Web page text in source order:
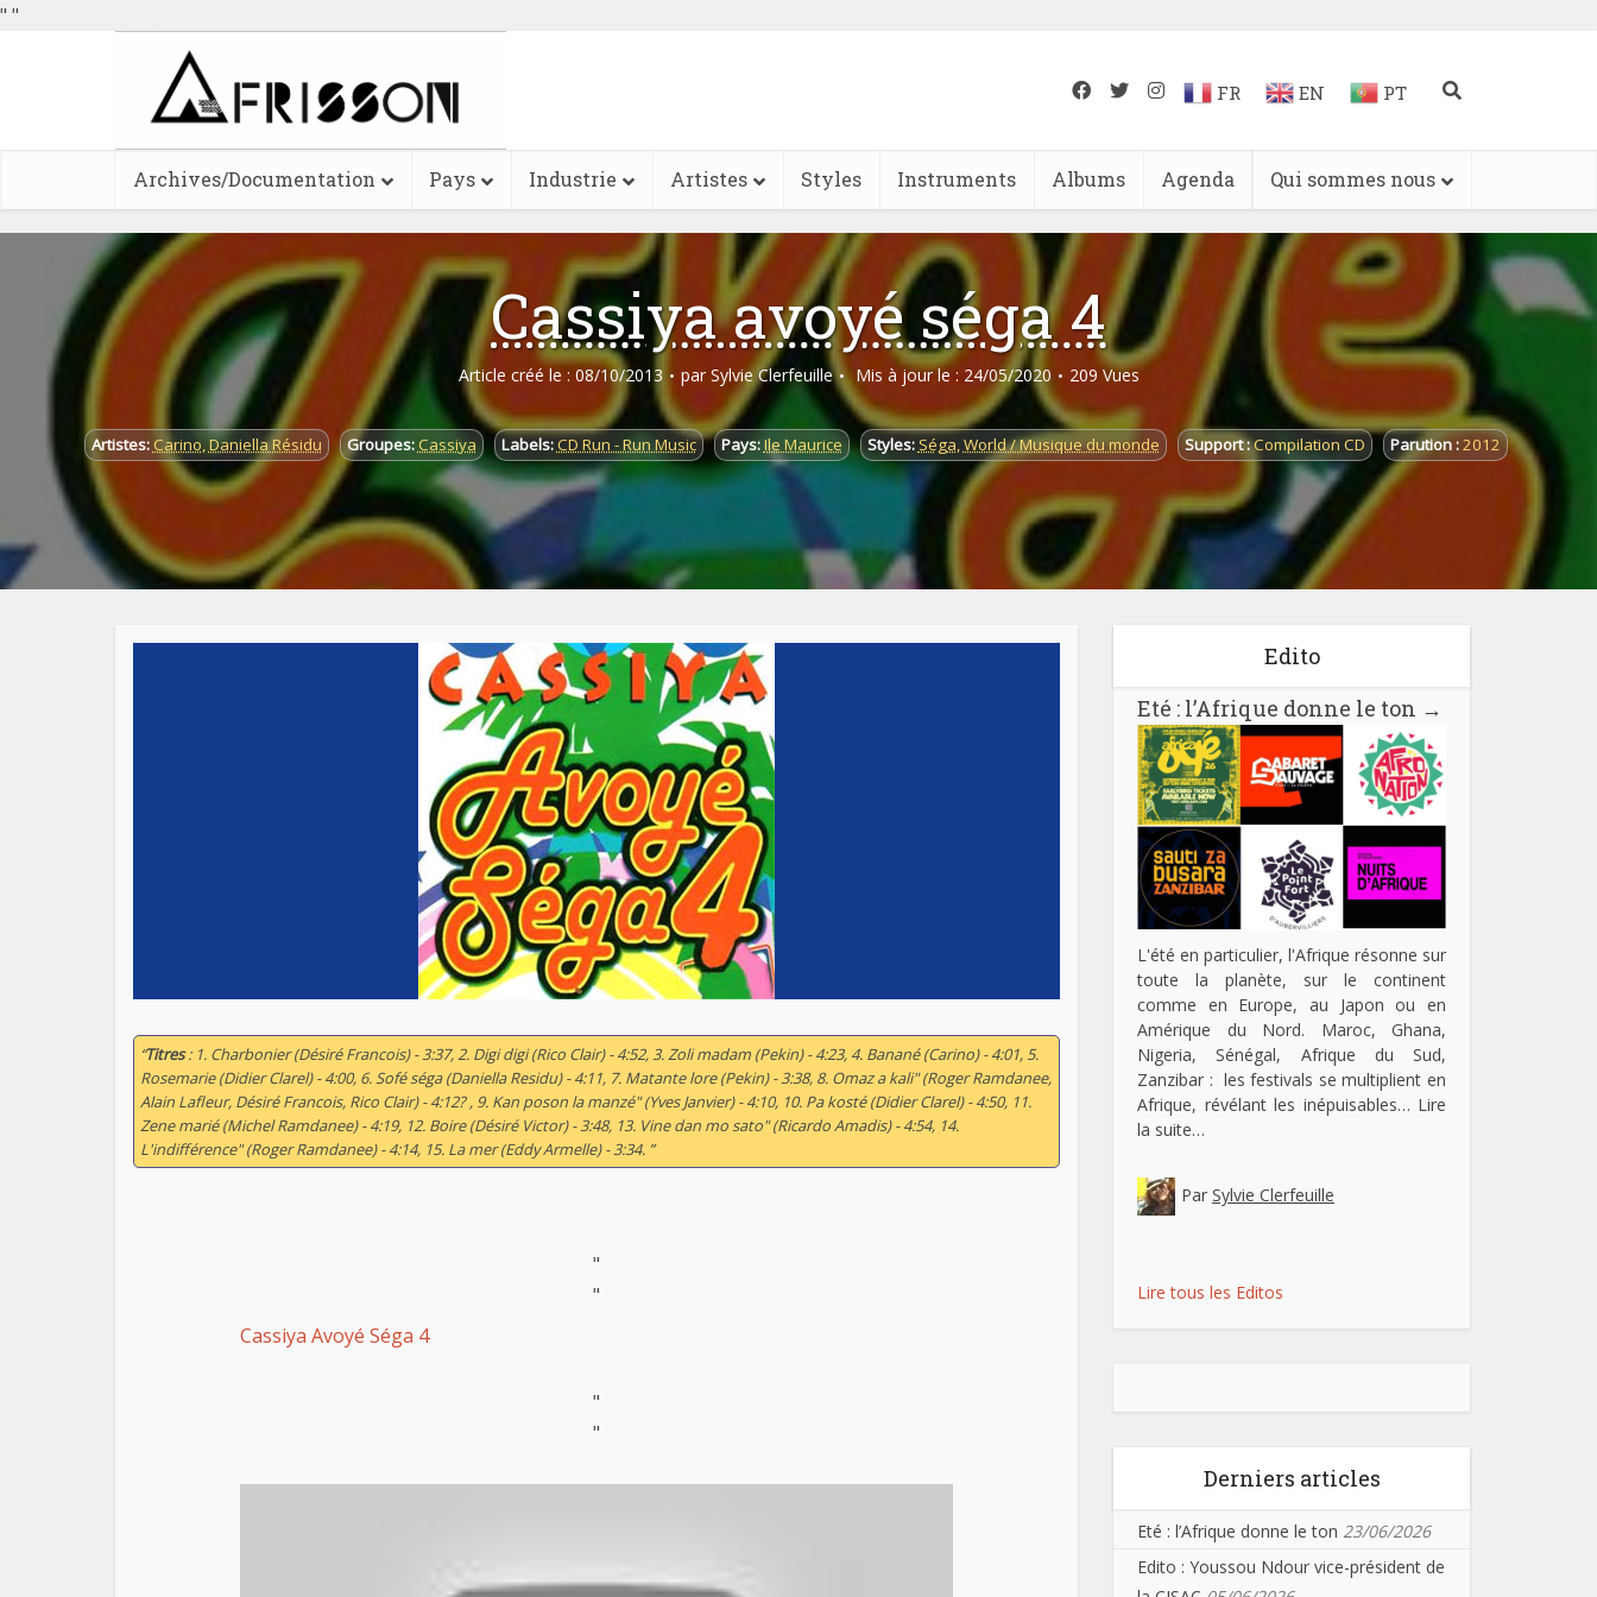
" "
FR EN PT
Archives/Documentation Pays Industrie Artistes Styles Instruments Albums Agenda Qui sommes nous
Cassiya avoyé séga 4
Article créé le : 08/10/2013 par Sylvie Clerfeuille Mis à jour le : 24/05/2020 209 Vues
Artistes:Carino,Daniella Résidu Groupes:Cassiya Labels:CD Run - Run Music Pays:Ile Maurice Styles: Séga,World / Musique du monde Support :Compilation CD Parution :2012
“Titres: 1. Charbonier (Désiré Francois) - 3:37, 2. Digi digi (Rico Clair) - 4:52, 3. Zoli madam (Pekin) - 4:23, 4. Banané (Carino) - 4:01, 5.
Rosemarie (Didier Clarel) - 4:00, 6. Sofé séga (Daniella Residu) - 4:11, 7. Matante lore (Pekin) - 3:38, 8. Omaz a kali" (Roger Ramdanee,
Alain Lafleur, Désiré Francois, Rico Clair) - 4:12? , 9. Kan poson la manzé" (Yves Janvier) - 4:10, 10. Pa kosté (Didier Clarel) - 4:50, 11.
Zene marié (Michel Ramdanee) - 4:19, 12. Boire (Désiré Victor) - 3:48, 13. Vine dan mo sato" (Ricardo Amadis) - 4:54, 14.
L'indifférence" (Roger Ramdanee) - 4:14, 15. La mer (Eddy Armelle) - 3:34. ”
"
"
Cassiya Avoyé Séga 4
"
"
Edito
Eté : l’Afrique donne le ton →
L'été en particulier, l'Afrique résonne sur
toute la planète, sur le continent
comme en Europe, au Japon ou en
Amérique du Nord. Maroc, Ghana,
Nigeria, Sénégal, Afrique du Sud,
Zanzibar : les festivals se multiplient en
Afrique, révélant les inépuisables… Lire
la suite…
Par Sylvie Clerfeuille
Lire tous les Editos
Derniers articles
Eté : l’Afrique donne le ton 23/06/2026
Edito : Youssou Ndour vice-président de